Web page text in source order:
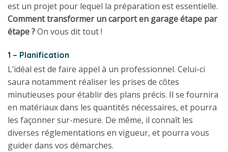
est un projet pour lequel la préparation est essentielle.
Comment transformer un carport en garage étape par
étape ?On vous dit tout !
1 – Planification
L’idéal est de faire appel à un professionnel. Celui-ci
saura notamment réaliser les prises de côtes
minutieuses pour établir des plans précis. Il se fournira
en matériaux dans les quantités nécessaires, et pourra
les façonner sur-mesure. De même, il connaît les
diverses réglementations en vigueur, et pourra vous
guider dans vos démarches.